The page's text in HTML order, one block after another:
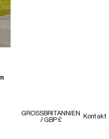
GROSSBRITANNIEN
/ GBP £
Kontakt